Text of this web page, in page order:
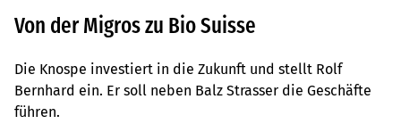
Von der Migros zu Bio Suisse
Die Knospe investiert in die Zukunft und stellt Rolf
Bernhard ein. Er soll neben Balz Strasser die Geschäfte
führen.